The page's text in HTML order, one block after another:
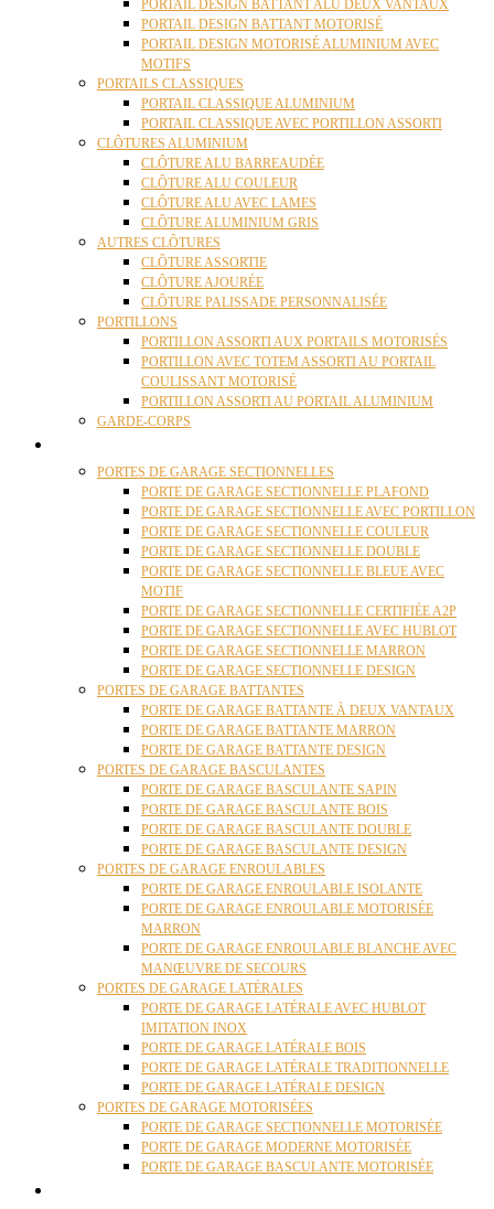
PORTAIL DESIGN BATTANT ALU DEUX VANTAUX
PORTAIL DESIGN BATTANT MOTORISÉ
PORTAIL DESIGN MOTORISÉ ALUMINIUM AVEC
MOTIFS
PORTAILS CLASSIQUES
PORTAIL CLASSIQUE ALUMINIUM
PORTAIL CLASSIQUE AVEC PORTILLON ASSORTI
CLÔTURES ALUMINIUM
CLÔTURE ALU BARREAUDÉE
CLÔTURE ALU COULEUR
CLÔTURE ALU AVEC LAMES
CLÔTURE ALUMINIUM GRIS
AUTRES CLÔTURES
CLÔTURE ASSORTIE
CLÔTURE AJOURÉE
CLÔTURE PALISSADE PERSONNALISÉE
PORTILLONS
PORTILLON ASSORTI AUX PORTAILS MOTORISÉS
PORTILLON AVEC TOTEM ASSORTI AU PORTAIL
COULISSANT MOTORISÉ
PORTILLON ASSORTI AU PORTAIL ALUMINIUM
GARDE-CORPS
PORTES DE GARAGE SECTIONNELLES
PORTE DE GARAGE SECTIONNELLE PLAFOND
PORTE DE GARAGE SECTIONNELLE AVEC PORTILLON
PORTE DE GARAGE SECTIONNELLE COULEUR
PORTE DE GARAGE SECTIONNELLE DOUBLE
PORTE DE GARAGE SECTIONNELLE BLEUE AVEC
MOTIF
PORTE DE GARAGE SECTIONNELLE CERTIFIÉE A2P
PORTE DE GARAGE SECTIONNELLE AVEC HUBLOT
PORTE DE GARAGE SECTIONNELLE MARRON
PORTE DE GARAGE SECTIONNELLE DESIGN
PORTES DE GARAGE BATTANTES
PORTE DE GARAGE BATTANTE À DEUX VANTAUX
PORTE DE GARAGE BATTANTE MARRON
PORTE DE GARAGE BATTANTE DESIGN
PORTES DE GARAGE BASCULANTES
PORTE DE GARAGE BASCULANTE SAPIN
PORTE DE GARAGE BASCULANTE BOIS
PORTE DE GARAGE BASCULANTE DOUBLE
PORTE DE GARAGE BASCULANTE DESIGN
PORTES DE GARAGE ENROULABLES
PORTE DE GARAGE ENROULABLE ISOLANTE
PORTE DE GARAGE ENROULABLE MOTORISÉE
MARRON
PORTE DE GARAGE ENROULABLE BLANCHE AVEC
MANŒUVRE DE SECOURS
PORTES DE GARAGE LATÉRALES
PORTE DE GARAGE LATÉRALE AVEC HUBLOT
IMITATION INOX
PORTE DE GARAGE LATÉRALE BOIS
PORTE DE GARAGE LATÉRALE TRADITIONNELLE
PORTE DE GARAGE LATÉRALE DESIGN
PORTES DE GARAGE MOTORISÉES
PORTE DE GARAGE SECTIONNELLE MOTORISÉE
PORTE DE GARAGE MODERNE MOTORISÉE
PORTE DE GARAGE BASCULANTE MOTORISÉE